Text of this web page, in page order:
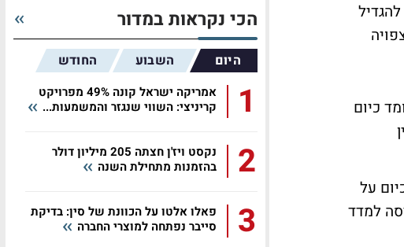
נגל היא להגדיל
למדד ת"א 100, כיוון שצפויה
כיום
שאין
השוק כיום על
למדד
הכי נקראות במדור
היום השבוע החודש
1
אמריקה ישראל קונה 49% מפרויקט
קריניצי: השווי שנגזר והמשמעות...
2
נקסט ויז'ן חצתה 205 מיליון דולר
בהזמנות מתחילת השנה
3
פאלו אלטו על הכוונת של סין: בדיקת
סייבר נפתחה למוצרי החברה